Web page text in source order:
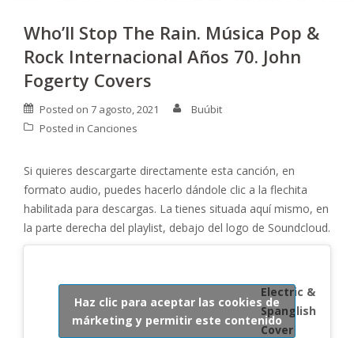
Who’ll Stop The Rain. Música Pop &
Rock Internacional Años 70. John
Fogerty Covers
Posted on 7 agosto, 2021
Buúbit
Posted in Canciones
Si quieres descargarte directamente esta canción, en
formato audio, puedes hacerlo dándole clic a la flechita
habilitada para descargas. La tienes situada aquí mismo, en
la parte derecha del playlist, debajo del logo de Soundcloud.
Electric &
Spanglish
Cover
Haz clic para aceptar las cookies de
márketing y permitir este contenido